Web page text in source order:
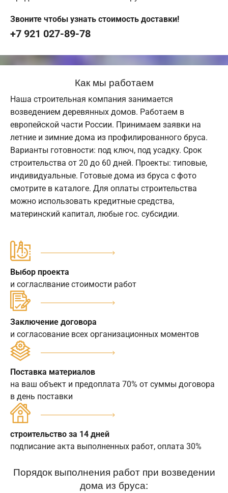
Звоните чтобы узнать стоимость доставки!
+7 921 027-89-78
Как мы работаем
Наша строительная компания занимается
возведением деревянных домов. Работаем в
европейской части России. Принимаем заявки на
летние и зимние дома из профилированного бруса.
Варианты готовности: под ключ, под усадку. Срок
строительства от 20 до 60 дней. Проекты: типовые,
индивидуальные. Готовые дома из бруса с фото
смотрите в каталоге. Для оплаты строительства
можно использовать кредитные средства,
материнский капитал, любые гос. субсидии.
Выбор проекта
и согласлвание стоимости работ
Заключение договора
и согласование всех организационных моментов
Поставка материалов
на ваш объект и предоплата 70% от суммы договора
в день поставки
строительство за 14 дней
подписание акта выполненных работ, оплата 30%
Порядок выполнения работ при возведении
дома из бруса: